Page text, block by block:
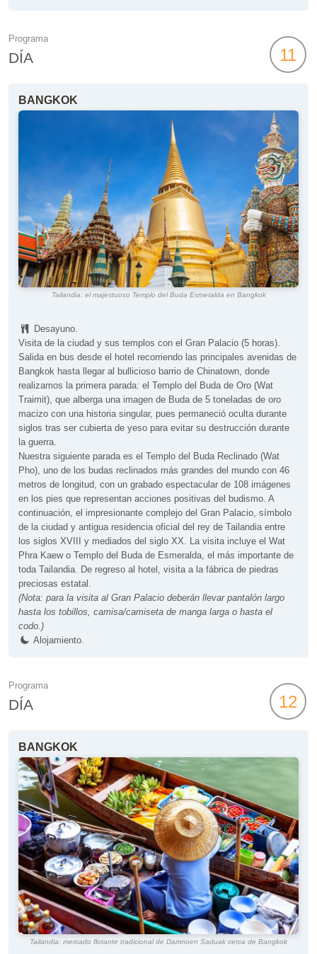
Programa
DÍA 11
BANGKOK
Tailandia: el majestuoso Templo del Buda Esmeralda en Bangkok
Desayuno.
Visita de la ciudad y sus templos con el Gran Palacio (5 horas).
Salida en bus desde el hotel recorriendo las principales avenidas de
Bangkok hasta llegar al bullicioso barrio de Chinatown, donde
realizamos la primera parada: el Templo del Buda de Oro (Wat
Traimit), que alberga una imagen de Buda de 5 toneladas de oro
macizo con una historia singular, pues permaneció oculta durante
siglos tras ser cubierta de yeso para evitar su destrucción durante
la guerra.
Nuestra siguiente parada es el Templo del Buda Reclinado (Wat
Pho), uno de los budas reclinados más grandes del mundo con 46
metros de longitud, con un grabado espectacular de 108 imágenes
en los pies que representan acciones positivas del budismo. A
continuación, el impresionante complejo del Gran Palacio, símbolo
de la ciudad y antigua residencia oficial del rey de Tailandia entre
los siglos XVIII y mediados del siglo XX. La visita incluye el Wat
Phra Kaew o Templo del Buda de Esmeralda, el más importante de
toda Tailandia. De regreso al hotel, visita a la fábrica de piedras
preciosas estatal.
(Nota: para la visita al Gran Palacio deberán llevar pantalón largo
hasta los tobillos, camisa/camiseta de manga larga o hasta el
codo.)
Alojamiento.
Programa
DÍA 12
BANGKOK
Tailandia: mercado flotante tradicional de Damnoen Saduak cerca de Bangkok